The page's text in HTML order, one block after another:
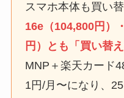
スマホ本体も買い替
16e（104,800円）
円）とも「買い替
MNP＋楽天カード
1円/月〜になり、